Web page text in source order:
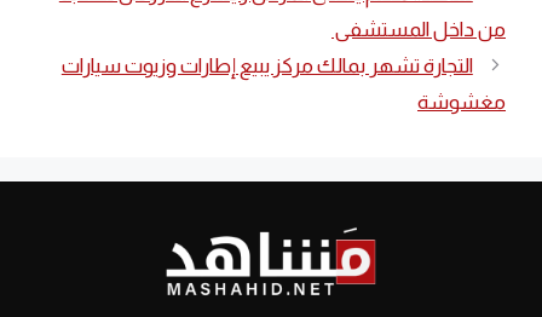
من داخل المستشفى
التجارة تشهر بمالك مركز يبيع إطارات وزيوت سيارات
مغشوشة